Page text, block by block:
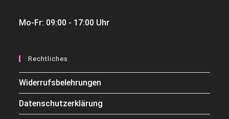
Mo-Fr: 09:00 - 17:00 Uhr
Rechtliches
Widerrufsbelehrungen
Datenschutzerklärung